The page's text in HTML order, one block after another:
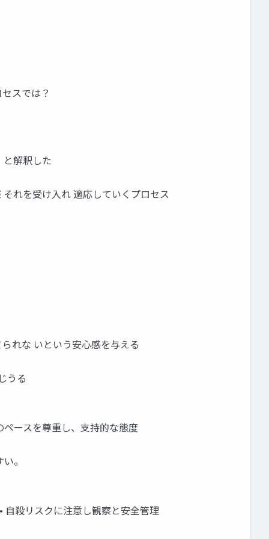
スでは？
解釈した
れを受け入れ 適応していくプロセス
れな いという安心感を与える
うる
ースを尊重し、支持的な態度
。
自殺リスクに注意し観察と安全管理